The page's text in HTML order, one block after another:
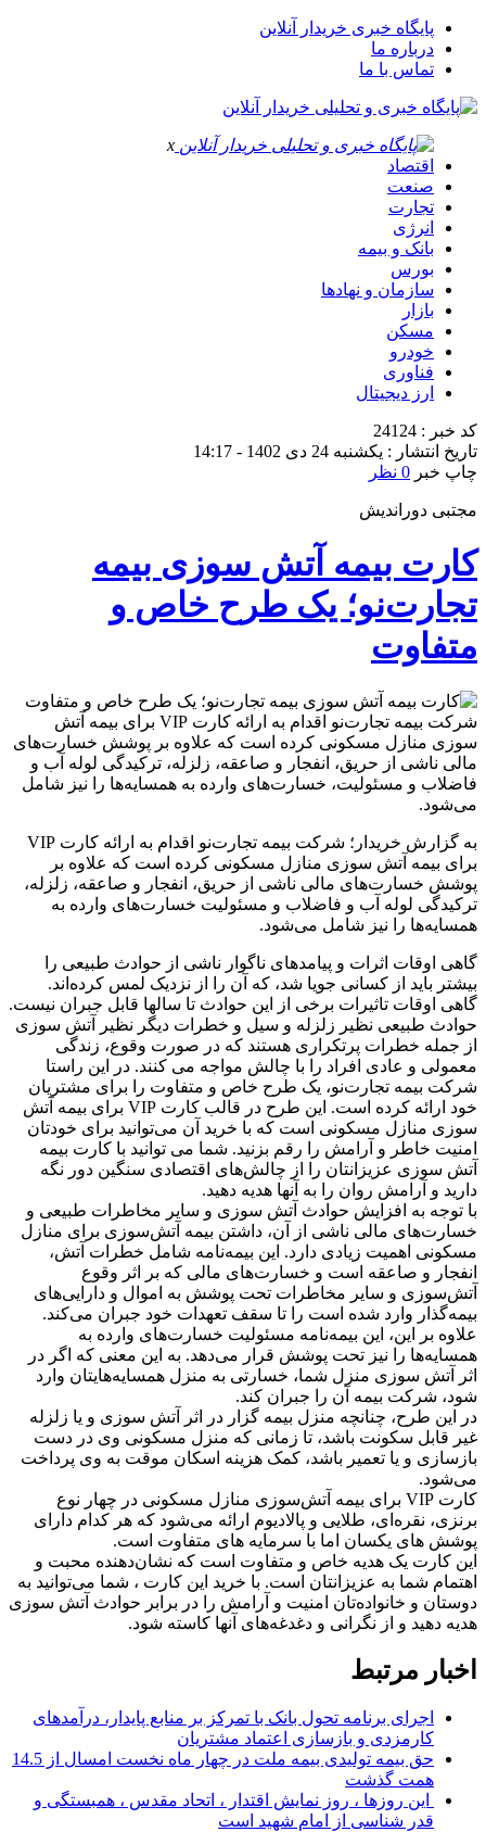
پایگاه خبری خریدار آنلاین
درباره ما
تماس با ما
x
اقتصاد
صنعت
تجارت
انرژی
بانک و بیمه
بورس
سازمان و نهادها
بازار
مسکن
خودرو
فناوری
ارز دیجیتال
کد خبر : 24124
تاریخ انتشار : یکشنبه 24 دی 1402 - 14:17
چاپ خبر 0 نظر
مجتبی دوراندیش
کارت بیمه آتش سوزی بیمه
تجارت‌نو؛ یک طرح خاص و
متفاوت
شرکت بیمه تجارت‌نو اقدام به ارائه کارت VIP برای بیمه آتش
سوزی منازل مسکونی کرده است که علاوه بر پوشش خسارت‌های
مالی ناشی از حریق، انفجار و صاعقه، زلزله، ترکیدگی لوله آب و
فاضلاب و مسئولیت، خسارت‌های وارده به همسایه‌ها را نیز شامل
می‌شود.
به گزارش خریدار؛ شرکت بیمه تجارت‌نو اقدام به ارائه کارت VIP
برای بیمه آتش سوزی منازل مسکونی کرده است که علاوه بر
پوشش خسارت‌های مالی ناشی از حریق، انفجار و صاعقه، زلزله،
ترکیدگی لوله آب و فاضلاب و مسئولیت خسارت‌های وارده به
همسایه‌ها را نیز شامل می‌شود.
گاهی اوقات اثرات و پیامدهای ناگوار ناشی از حوادث طبیعی را
بیشتر باید از کسانی جویا شد، که آن را از نزدیک لمس کرده‌اند.
گاهی اوقات تاثیرات برخی از این حوادث تا سالها قابل جبران نیست.
حوادث طبیعی نظیر زلزله و سیل و خطرات دیگر نظیر آتش سوزی
از جمله خطرات پرتکراری هستند که در صورت وقوع، زندگی
معمولی و عادی افراد را با چالش مواجه می کنند. در این راستا
شرکت بیمه تجارت‌نو، یک طرح خاص و متفاوت را برای مشتریان
خود ارائه کرده است. این طرح در قالب کارت VIP برای بیمه آتش
سوزی منازل مسکونی است که با خرید آن می‌توانید برای خودتان
امنیت خاطر و آرامش را رقم بزنید. شما می توانید با کارت بیمه
آتش سوزی عزیزانتان را از چالش‌های اقتصادی سنگین دور نگه
دارید و آرامش روان را به آنها هدیه دهید.
با توجه به افزایش حوادث آتش سوزی و سایر مخاطرات طبیعی و
خسارت‌های مالی ناشی از آن، داشتن بیمه آتش‌سوزی برای منازل
مسکونی اهمیت زیادی دارد. این بیمه‌نامه شامل خطرات آتش،
انفجار و صاعقه است و خسارت‌های مالی که بر اثر وقوع
آتش‌سوزی و سایر مخاطرات تحت پوشش به اموال و دارایی‌های
بیمه‌گذار وارد شده است را تا سقف تعهدات خود جبران می‌کند.
علاوه بر این، این بیمه‌نامه مسئولیت خسارت‌های وارده به
همسایه‌ها را نیز تحت پوشش قرار می‌دهد. به این معنی که اگر در
اثر آتش سوزی منزل شما، خسارتی به منزل همسایه‌هایتان وارد
شود، شرکت بیمه آن را جبران کند.
در این طرح، چنانچه منزل بیمه گزار در اثر آتش سوزی و یا زلزله
غیر قابل سکونت باشد، تا زمانی که منزل مسکونی وی در دست
بازسازی و یا تعمیر باشد، کمک هزینه اسکان موقت به وی پرداخت
می‌شود.
کارت VIP برای بیمه آتش‌سوزی منازل مسکونی در چهار نوع
برنزی، نقره‌ای، طلایی و پالادیوم ارائه می‌شود که هر کدام دارای
پوشش های یکسان اما با سرمایه های متفاوت است.
این کارت یک هدیه خاص و متفاوت است که نشان‌دهنده محبت و
اهتمام شما به عزیزانتان است. با خرید این کارت ، شما می‌توانید به
دوستان و خانواده‌تان امنیت و آرامش را در برابر حوادث آتش سوزی
هدیه دهید و از نگرانی و دغدغه‌های آنها کاسته شود.
اخبار مرتبط
اجرای برنامه تحول بانک با تمرکز بر منابع پایدار، درآمدهای
کارمزدی و بازسازی اعتماد مشتریان
حق بیمه تولیدی بیمه ملت در چهار ماه نخست امسال از 14.5
همت گذشت
این روزها ، روز نمایش اقتدار ، اتحاد مقدس ، همبستگی و
قدر شناسی از امام شهید است